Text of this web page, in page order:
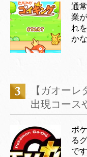
通
業
れ
か
【ガオー
出現コース
ポ
る
で